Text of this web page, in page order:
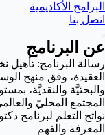
البرامج الأكاديمية
اتصل بنا
عن البرنامج
رسالة البرنامج:
العقيدة، وفق منهج
والبحثيَّة والنقديَّة،
المجتمع المحليّ
نواتج التعلم لبرنامج
المعرفة والفهم